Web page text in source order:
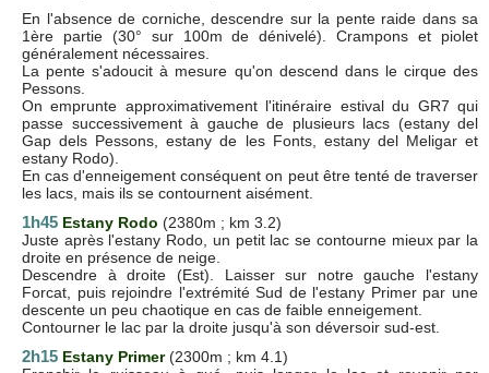
En l'absence de corniche, descendre sur la pente raide dans sa
1ère partie (30° sur 100m de dénivelé). Crampons et piolet
généralement nécessaires.
La pente s'adoucit à mesure qu'on descend dans le cirque des
Pessons.
On emprunte approximativement l'itinéraire estival du GR7 qui
passe successivement à gauche de plusieurs lacs (estany del
Gap dels Pessons, estany de les Fonts, estany del Meligar et
estany Rodo).
En cas d'enneigement conséquent on peut être tenté de traverser
les lacs, mais ils se contournent aisément.
1h45 Estany Rodo (2380m ; km 3.2)
Juste après l'estany Rodo, un petit lac se contourne mieux par la
droite en présence de neige.
Descendre à droite (Est). Laisser sur notre gauche l'estany
Forcat, puis rejoindre l'extrémité Sud de l'estany Primer par une
descente un peu chaotique en cas de faible enneigement.
Contourner le lac par la droite jusqu'à son déversoir sud-est.
2h15 Estany Primer (2300m ; km 4.1)